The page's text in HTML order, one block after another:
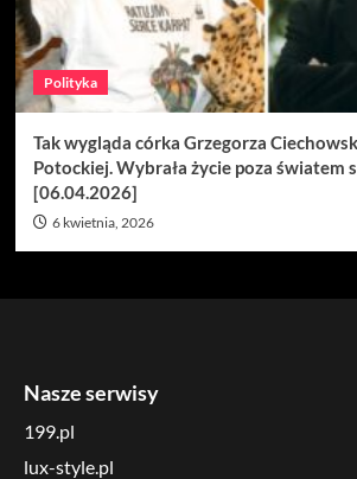
Polityka
Tak wygląda córka Grzegorza
Potockiej. Wybrała życie poza światem
[06.04.2026]
6 kwietnia, 2026
Nasze serwisy
199.pl
lux-style.pl